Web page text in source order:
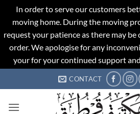
In order to serve our customers
moving home. During the moving
request your patience as there may be
order. We apologise for any
your for your continued support
to
CONTACT